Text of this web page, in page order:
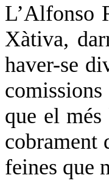
L’Alfonso
Xàtiva,
haver-se
que el
cobrament
feines que